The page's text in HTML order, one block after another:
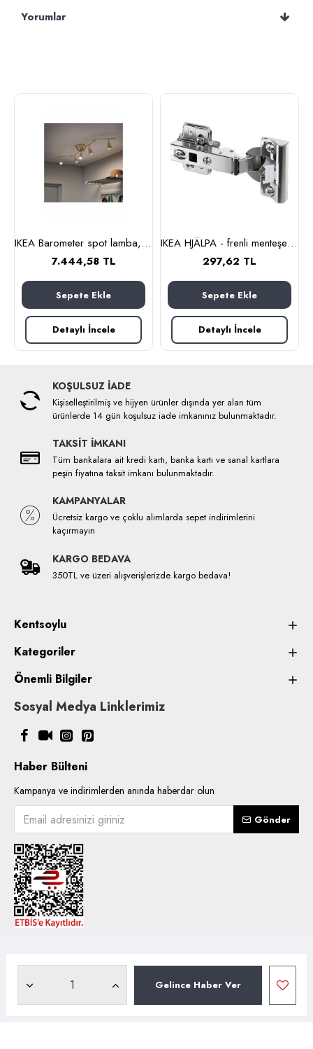
Gelince Haber Ver
Yorumlar
IKEA Barometer spot lamba, pirinç rengi, 131 cm, 5 spotlu
7.444,58 TL
Sepete Ekle
Detaylı İncele
IKEA HJÄLPA - frenli menteşe (gri)
297,62 TL
Sepete Ekle
Detaylı İncele
KOŞULSUZ İADE
Kişiselleştirilmiş ve hijyen ürünler dışında yer alan tüm
ürünlerde 14 gün koşulsuz iade imkanınız bulunmaktadır.
TAKSİT İMKANI
Tüm bankalara ait kredi kartı, banka kartı ve sanal kartlara
peşin fiyatına taksit imkanı bulunmaktadır.
KAMPANYALAR
Ücretsiz kargo ve çoklu alımlarda sepet indirimlerini
kaçırmayın
KARGO BEDAVA
350TL ve üzeri alışverişlerizde kargo bedava!
Kentsoylu
Kategoriler
Önemli Bilgiler
Sosyal Medya Linklerimiz
Haber Bülteni
Kampanya ve indirimlerden anında haberdar olun
Gönder